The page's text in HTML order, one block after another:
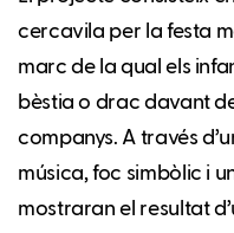
cercavila per la festa
marc de la qual els
bèstia o drac davant
companys. A través
música, foc simbòlic i
mostraran el resultat